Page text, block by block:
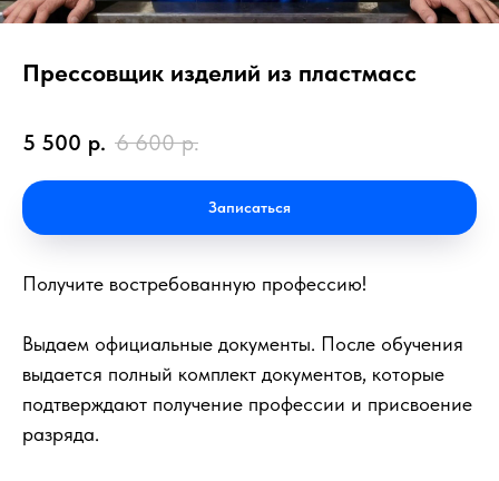
Прессовщик изделий из пластмасс
5 500 р. 6 600 р.
Записаться
Получите востребованную профессию!
Выдаем официальные документы. После обучения
выдается полный комплект документов, которые
подтверждают получение профессии и присвоение
разряда.